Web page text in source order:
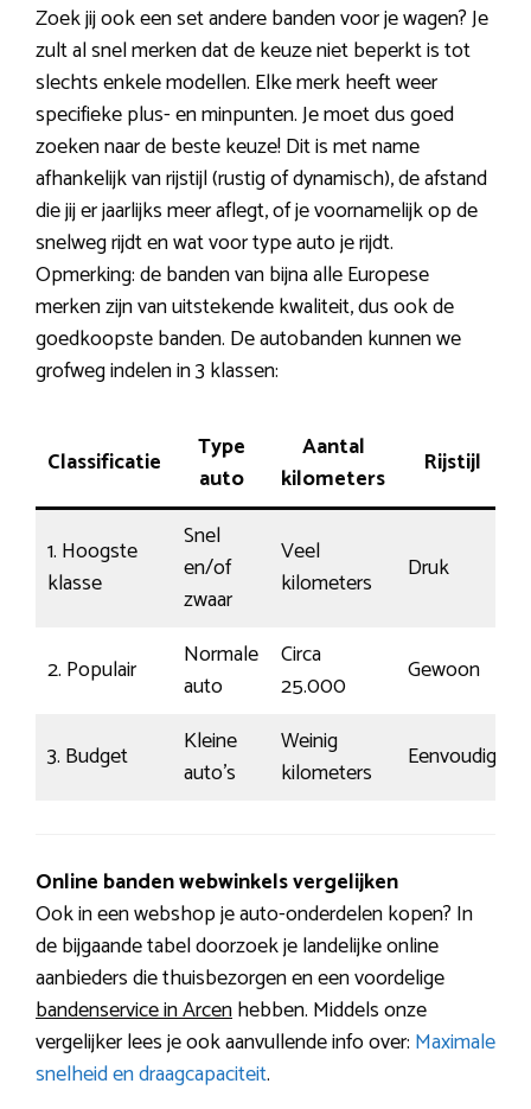
Zoek jij ook een set andere banden voor je wagen? Je
zult al snel merken dat de keuze niet beperkt is tot
slechts enkele modellen. Elke merk heeft weer
specifieke plus- en minpunten. Je moet dus goed
zoeken naar de beste keuze! Dit is met name
afhankelijk van rijstijl (rustig of dynamisch), de afstand
die jij er jaarlijks meer aflegt, of je voornamelijk op de
snelweg rijdt en wat voor type auto je rijdt.
Opmerking: de banden van bijna alle Europese
merken zijn van uitstekende kwaliteit, dus ook de
goedkoopste banden. De autobanden kunnen we
grofweg indelen in 3 klassen:
Classificatie
Type
auto
Aantal
kilometers
Rijstijl
1. Hoogste
klasse
Snel
en/of
zwaar
Veel
kilometers
Druk
2. Populair
Normale
auto
Circa
25.000
Gewoon
3. Budget
Kleine
auto’s
Weinig
kilometers
Eenvoudig
Online banden webwinkels vergelijken
Ook in een webshop je auto-onderdelen kopen? In
de bijgaande tabel doorzoek je landelijke online
aanbieders die thuisbezorgen en een voordelige
bandenservice in Arcenhebben. Middels onze
vergelijker lees je ook aanvullende info over: Maximale
snelheid en draagcapaciteit.